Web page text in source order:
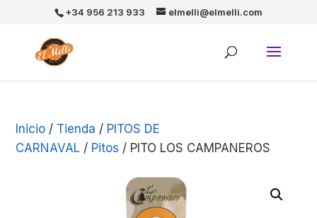
+34 956 213 933 elmelli@elmelli.com
Inicio / Tienda / PITOS DE
CARNAVAL / Pitos / PITO LOS CAMPANEROS